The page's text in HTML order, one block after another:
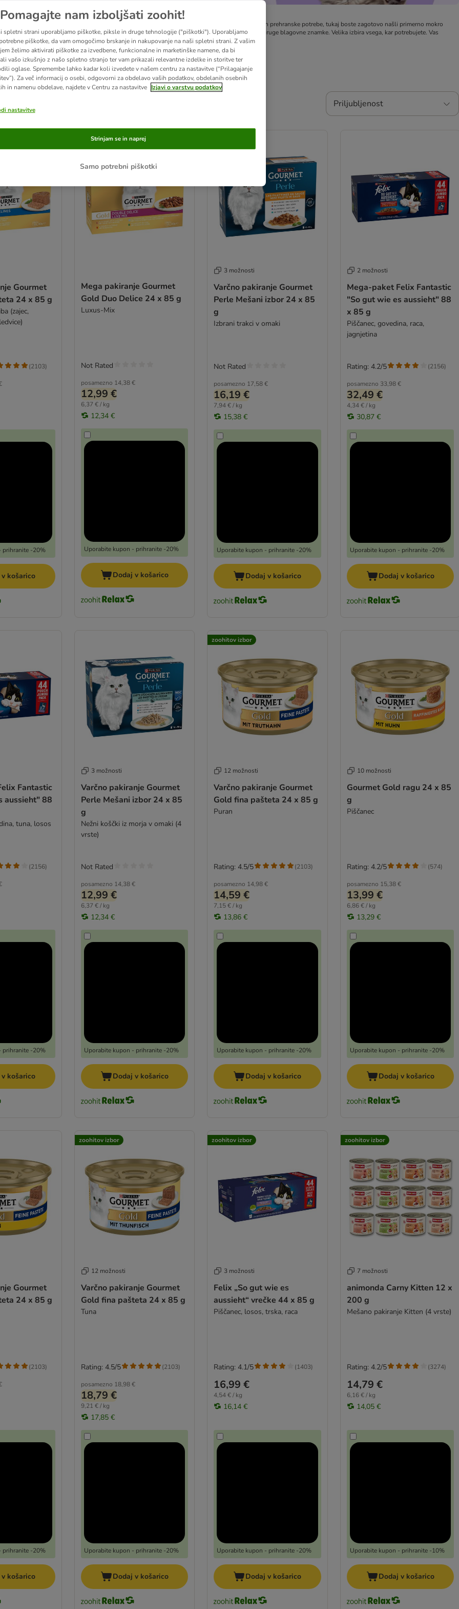
izbiro mačje hrane v pločevinkah in vrečkah. Ne glede na starost vaše mačke, velikost, pasmo in prehranske potrebe, tukaj boste zagotovo našli primerno mokro
V trgovini lahko najdete priljubljeno mokro hranoRoyal Canin, Felix,Almo Natureter mnoge druge blagovne znamke. Velika izbira vsega, kar potrebujete. Vas
za mačke?
:Izdelki s kuponom delete:Znižani izdelki
Priljubljenost
been changed
Gourmet
24 x 85 g
(zajec,
prihranite -20%
(2103)
košarico
Mega pakiranje Gourmet
Gold Duo Delice 24 x 85 g
Luxus-Mix
posamezno 14,38 €
12,99 €
6,37 € / kg
12,34 €
Uporabite kupon - prihranite -20%
Not Rated
Dodaj v košarico
3 možnosti
Varčno pakiranje Gourmet
Perle Mešani izbor 24 x 85
g
Izbrani trakci v omaki
posamezno 17,58 €
16,19 €
7,94 € / kg
15,38 €
Uporabite kupon - prihranite -20%
Not Rated
Dodaj v košarico
2 možnosti
Mega-paket Felix Fantastic
"So gut wie es aussieht" 88
x 85 g
Piščanec, govedina, raca,
jagnjetina
posamezno 33,98 €
32,49 €
4,34 € / kg
30,87 €
Uporabite kupon - prihranite -20%
Rating: 4.2/5 (2156)
Dodaj v košarico
Fantastic
aussieht" 88
tuna, losos
prihranite -20%
(2156)
košarico
3 možnosti
Varčno pakiranje Gourmet
Perle Mešani izbor 24 x 85
g
Nežni koščki iz morja v omaki (4
vrste)
posamezno 14,38 €
12,99 €
6,37 € / kg
12,34 €
Uporabite kupon - prihranite -20%
Not Rated
Dodaj v košarico
zoohitov izbor
12 možnosti
Varčno pakiranje Gourmet
Gold fina pašteta 24 x 85 g
Puran
posamezno 14,98 €
14,59 €
7,15 € / kg
13,86 €
Uporabite kupon - prihranite -20%
Rating: 4.5/5 (2103)
Dodaj v košarico
10 možnosti
Gourmet Gold ragu 24 x 85
g
Piščanec
posamezno 15,38 €
13,99 €
6,86 € / kg
13,29 €
Uporabite kupon - prihranite -20%
Rating: 4.2/5 (574)
Dodaj v košarico
Gourmet
24 x 85 g
prihranite -20%
(2103)
košarico
zoohitov izbor
12 možnosti
Varčno pakiranje Gourmet
Gold fina pašteta 24 x 85 g
Tuna
posamezno 18,98 €
18,79 €
9,21 € / kg
17,85 €
Uporabite kupon - prihranite -20%
Rating: 4.5/5 (2103)
Dodaj v košarico
zoohitov izbor
3 možnosti
Felix „So gut wie es
aussieht“ vrečke 44 x 85 g
Piščanec, losos, trska, raca
16,99 €
4,54 € / kg
16,14 €
Uporabite kupon - prihranite -20%
Rating: 4.1/5 (1403)
Dodaj v košarico
zoohitov izbor
7 možnosti
animonda Carny Kitten 12 x
200 g
Mešano pakiranje Kitten (4 vrste)
14,79 €
6,16 € / kg
14,05 €
Uporabite kupon - prihranite -10%
Rating: 4.2/5 (3274)
Dodaj v košarico
Pomagajte nam izboljšati zoohit!
spletni strani uporabljamo piškotke, piksle in druge tehnologije ("piškotki"). Uporabljamo
piškotke, da vam omogočimo brskanje in nakupovanje na naši spletni strani. Z vašim
želimo aktivirati piškotke za izvedbene, funkcionalne in marketinške namene, da bi
vašo izkušnjo z našo spletno stranjo ter vam prikazali relevantne izdelke in storitve ter
oglase. Spremembe lahko kadar koli izvedete v našem centru za nastavitve (“Prilagajanje
Za več informacij o osebi, odgovorni za obdelavo vaših podatkov, obdelanih osebnih
in namenu obdelave, najdete v Centru za nastavitve Izjavi o varstvu podatkov
nastavitve
Samo potrebni piškotki
Strinjam se in naprej